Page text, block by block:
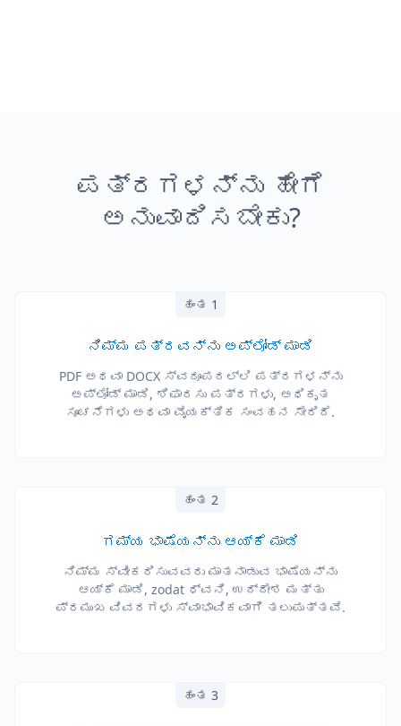
ಪತ್ರಗಳನ್ನು ಹೇಗೆ
ಅನುವಾದಿಸಬೇಕು?
ಹಂತ 1
ನಿಮ್ಮ ಪತ್ರವನ್ನು ಅಪ್ಲೋಡ್ ಮಾಡಿ
PDF ಅಥವಾ DOCX ಸ್ವರೂಪದಲ್ಲಿ ಪತ್ರಗಳನ್ನು
ಅಪ್ಲೋಡ್ ಮಾಡಿ, ಶಿಫಾರಸು ಪತ್ರಗಳು, ಅಧಿಕೃತ
ಸೂಚನೆಗಳು ಅಥವಾ ವೈಯಕ್ತಿಕ ಸಂವಹನ ಸೇರಿದೆ.
ಹಂತ 2
ಗಮ್ಯ ಭಾಷೆಯನ್ನು ಆಯ್ಕೆ ಮಾಡಿ
ನಿಮ್ಮ ಸ್ವೀಕರಿಸುವವರು ಮಾತನಾಡುವ ಭಾಷೆಯನ್ನು
ಆಯ್ಕೆ ಮಾಡಿ, zodat ಧ್ವನಿ, ಉದ್ದೇಶ ಮತ್ತು
ಪ್ರಮುಖ ವಿವರಗಳು ಸ್ವಾಭಾವಿಕವಾಗಿ ತಲುಪುತ್ತವೆ.
ಹಂತ 3